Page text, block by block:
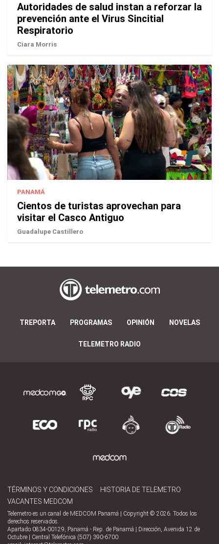
Autoridades de salud instan a reforzar la
prevención ante el Virus Sincitial
Respiratorio
Ciara Morris
PANAMÁ
Cientos de turistas aprovechan para
visitar el Casco Antiguo
Guadalupe Castillero
TREPORTA PROGRAMAS OPINIÓN NOVELAS
TELEMETRO RADIO
TÉRMINOS Y CONDICIONES
HISTORIA DE TELEMETRO
VACANTES MEDCOM
Telemetro es un canal de MEDCOM Panamá | Copyright © 2026. Todos los
derechos reservados.
Apartado 0834-00129, Panamá - Rep. de Panamá | Dirección, Avenida 12 de
Octubre | Central Telefónica (507) 390-6700